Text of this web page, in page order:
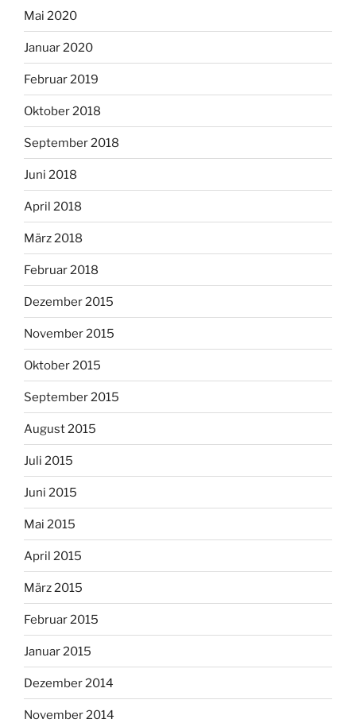
Mai 2020
Januar 2020
Februar 2019
Oktober 2018
September 2018
Juni 2018
April 2018
März 2018
Februar 2018
Dezember 2015
November 2015
Oktober 2015
September 2015
August 2015
Juli 2015
Juni 2015
Mai 2015
April 2015
März 2015
Februar 2015
Januar 2015
Dezember 2014
November 2014